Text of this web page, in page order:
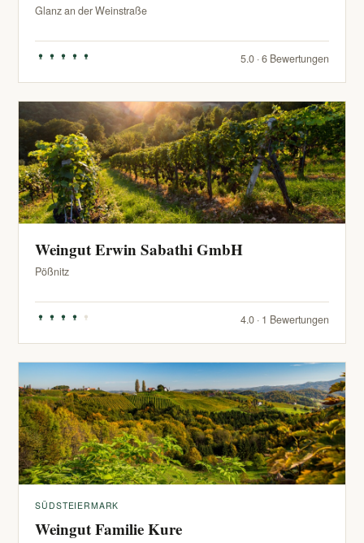
Glanz an der Weinstraße
5.0 · 6 Bewertungen
Weingut Erwin Sabathi GmbH
Pößnitz
4.0 · 1 Bewertungen
SÜDSTEIERMARK
Weingut Familie Kure